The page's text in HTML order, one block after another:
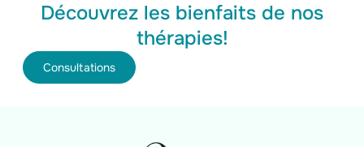
Découvrez les bienfaits de nos
thérapies!
Consultations